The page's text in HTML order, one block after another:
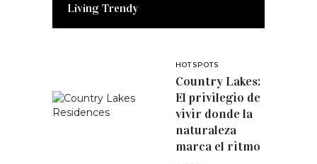
Living Trendy
HOTSPOTS
Country Lakes:
El privilegio de
vivir donde la
naturaleza
marca el ritmo